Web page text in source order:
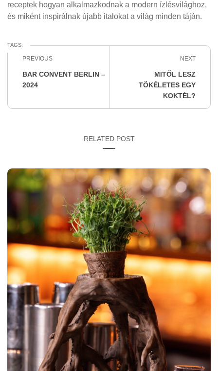
receptek hogyan alkalmazkodnak a modern ízlésvilághoz,
és miként inspirálnak újabb italokat a világ minden táján.
TAGS:
PREVIOUS
BAR CONVENT BERLIN –
2024
NEXT
MITŐL LESZ
TÖKÉLETES EGY
KOKTÉL?
RELATED POST